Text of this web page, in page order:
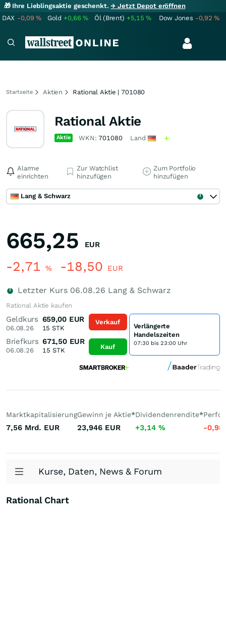
🎁 Ihre Lieblingsaktie geschenkt.→ Jetzt Depot eröffnen
DAX -0,09% Gold +0,66% Öl (Brent) +5,15% Dow Jones -0,92%
Startseite Aktien Rational Aktie | 701080
Rational Aktie
Aktie WKN:701080 Land
Alarme
einrichten
Zur Watchlist
hinzufügen
Zum Portfolio
hinzufügen
Lang & Schwarz
665,25 EUR
-2,71 % -18,50 EUR
Letzter Kurs 06.08.26 Lang & Schwarz
Rational Aktie kaufen
Geldkurs
06.08.26
659,00 EUR
15 STK
Briefkurs
06.08.26
671,50 EUR
15 STK
Verkauf
Kauf
Verlängerte
Handelszeiten
07:30 bis 23:00 Uhr
Marktkapitalisierung
7,56 Mrd. EUR
Gewinn je Aktie*
23,946 EUR
Dividendenrendite*
+3,14 % -0,98
Kurse, Daten, News & Forum
Rational Chart